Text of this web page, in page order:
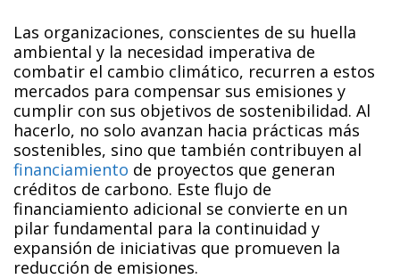
Las organizaciones, conscientes de su huella
ambiental y la necesidad imperativa de
combatir el cambio climático, recurren a estos
mercados para compensar sus emisiones y
cumplir con sus objetivos de sostenibilidad. Al
hacerlo, no solo avanzan hacia prácticas más
sostenibles, sino que también contribuyen al
financiamiento de proyectos que generan
créditos de carbono. Este flujo de
financiamiento adicional se convierte en un
pilar fundamental para la continuidad y
expansión de iniciativas que promueven la
reducción de emisiones.